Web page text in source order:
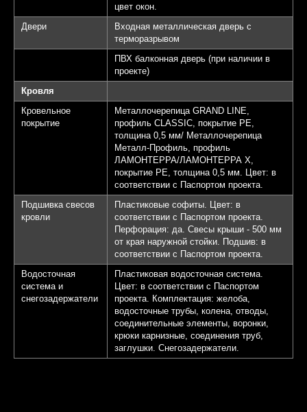
цвет окон.
Двери
Входная металлическая дверь с
терморазрывом
ПВХ балконная дверь (при наличии в
проекте)
Кровля
Кровельное
покрытие
Металлочерепица GRAND LINE,
профиль CLASSIC, покрытие PE,
толщина 0,5 мм/ Металлочерепица
Металл-Профиль, профиль
ЛАМОНТЕРРА/ЛАМОНТЕРРА Х,
покрытие PE, толщина 0,5 мм. Цвет: в
соответствии с Паспортом проекта.
Подшивка свесов
кровли
Пластиковые софиты. Цвет: в
соответствии с Паспортом проекта.
Перфорация: да. Свесы крыши - 500 мм
от края наружной стойки. Подшив: в
соответствии с Паспортом проекта.
Водосточная
система и
снегозадержатели
Пластиковая водосточная система.
Цвет: в соответствии с Паспортом
проекта. Комплектация: желоба,
водосточные трубы, колена, отводы,
соединительные элементы, воронки,
крюки карнизные, соединения труб,
заглушки. Снегозадержатели.